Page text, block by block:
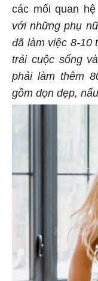
các mối quan
với những phụ
đã làm việc 8-10
trải cuộc sống
phải làm thêm
gồm dọn dẹp,